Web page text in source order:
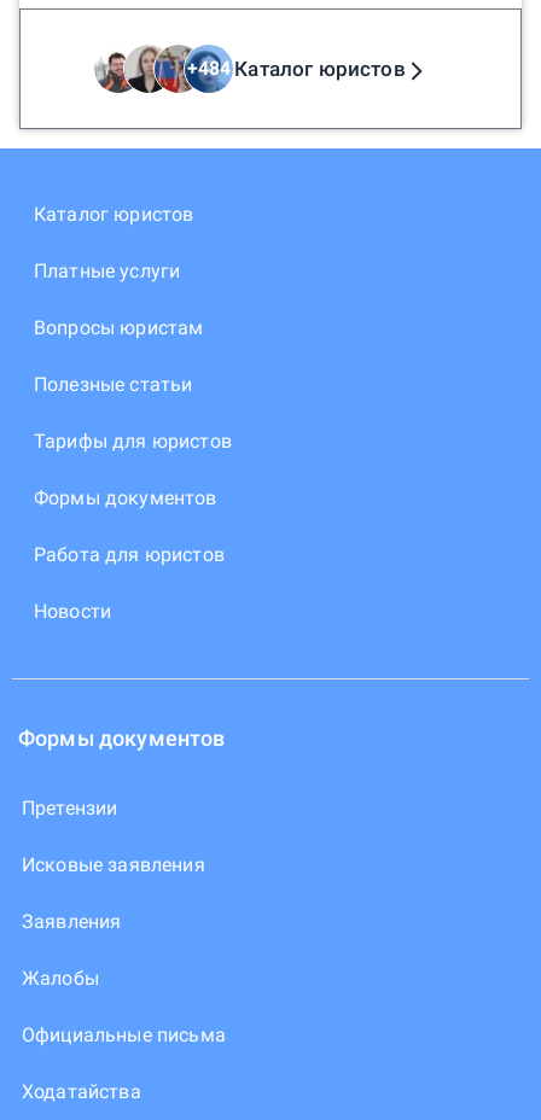
+484Каталог юристов
Каталог юристов
Платные услуги
Вопросы юристам
Полезные статьи
Тарифы для юристов
Формы документов
Работа для юристов
Новости
Формы документов
Претензии
Исковые заявления
Заявления
Жалобы
Официальные письма
Ходатайства